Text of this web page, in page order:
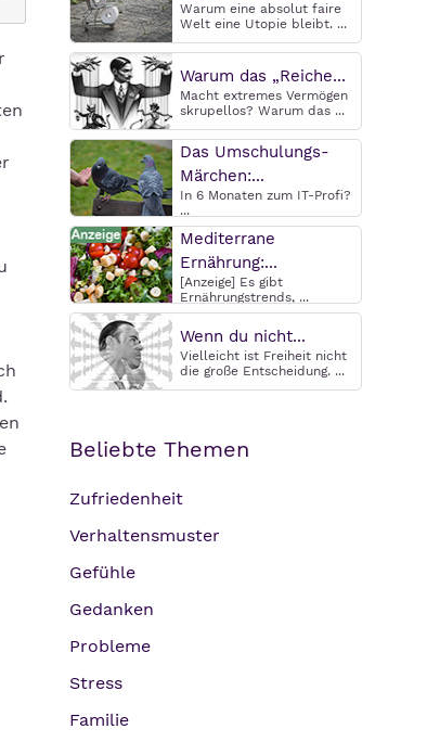
Warum eine absolut faire
Welt eine Utopie bleibt. ...
Warum das „Reiche...
Macht extremes Vermögen
skrupellos? Warum das ...
Das Umschulungs-
Märchen:...
In 6 Monaten zum IT-Profi?
...
Mediterrane
Ernährung:...
[Anzeige] Es gibt
Ernährungstrends, ...
Wenn du nicht...
Vielleicht ist Freiheit nicht
die große Entscheidung. ...
Beliebte Themen
Zufriedenheit
Verhaltensmuster
Gefühle
Gedanken
Probleme
Stress
Familie